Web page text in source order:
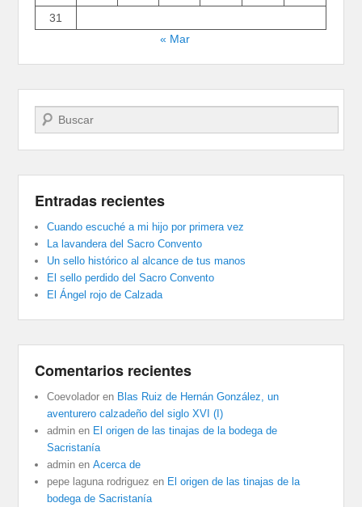
31
« Mar
Buscar
Entradas recientes
Cuando escuché a mi hijo por primera vez
La lavandera del Sacro Convento
Un sello histórico al alcance de tus manos
El sello perdido del Sacro Convento
El Ángel rojo de Calzada
Comentarios recientes
Coevolador en Blas Ruiz de Hernán González, un
aventurero calzadeño del siglo XVI (I)
admin en El origen de las tinajas de la bodega de
Sacristanía
admin enAcerca de
pepe laguna rodriguez en El origen de las tinajas de la
bodega de Sacristanía